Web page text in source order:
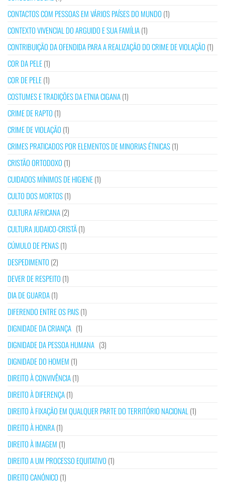
CONTACTOS COM PESSOAS EM VÁRIOS PAÍSES DO MUNDO (1)
CONTEXTO VIVENCIAL DO ARGUIDO E SUA FAMÍLIA(1)
CONTRIBUIÇÃO DA OFENDIDA PARA A REALIZAÇÃO DO CRIME DE VIOLAÇÃO (1)
COR DA PELE(1)
COR DE PELE(1)
COSTUMES E TRADIÇÕES DA ETNIA CIGANA(1)
CRIME DE RAPTO (1)
CRIME DE VIOLAÇÃO (1)
CRIMES PRATICADOS POR ELEMENTOS DE MINORIAS ÉTNICAS(1)
CRISTÃO ORTODOXO (1)
CUIDADOS MÍNIMOS DE HIGIENE(1)
CULTO DOS MORTOS(1)
CULTURA AFRICANA(2)
CULTURA JUDAICO-CRISTÃ(1)
CÚMULO DE PENAS(1)
DESPEDIMENTO (2)
DEVER DE RESPEITO (1)
DIA DE GUARDA(1)
DIFERENDO ENTRE OS PAIS(1)
DIGNIDADE DA CRIANÇA (1)
DIGNIDADE DA PESSOA HUMANA (3)
DIGNIDADE DO HOMEM (1)
DIREITO À CONVIVÊNCIA(1)
DIREITO À DIFERENÇA(1)
DIREITO À FIXAÇÃO EM QUALQUER PARTE DO TERRITÓRIO NACIONAL (1)
DIREITO À HONRA(1)
DIREITO À IMAGEM (1)
DIREITO A UM PROCESSO EQUITATIVO (1)
DIREITO CANÓNICO (1)